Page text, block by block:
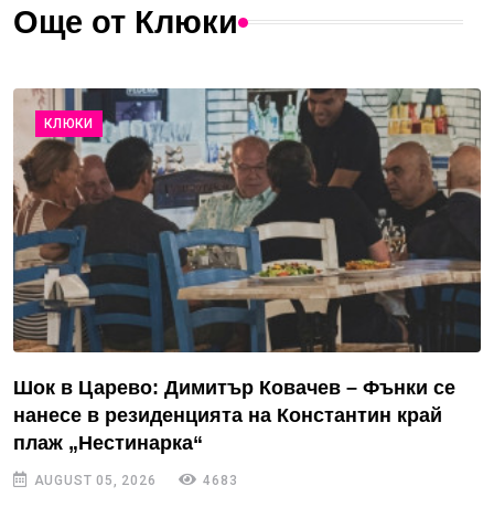
Още от Клюки
КЛЮКИ
Шок в Царево: Димитър Ковачев – Фънки се
нанесе в резиденцията на Константин край
плаж „Нестинарка“
AUGUST 05, 2026 4683